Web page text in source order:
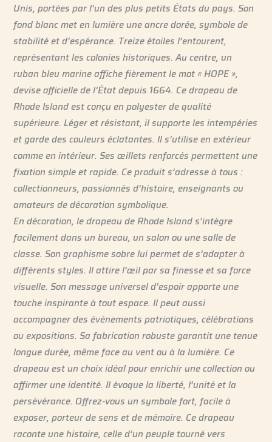
Unis, portées par l’un des plus petits États du pays. Son
fond blanc met en lumière une ancre dorée, symbole de
stabilité et d’espérance. Treize étoiles l’entourent,
représentant les colonies historiques. Au centre, un
ruban bleu marine affiche fièrement le mot « HOPE »,
devise officielle de l’État depuis 1664. Ce drapeau de
Rhode Island est conçu en polyester de qualité
supérieure. Léger et résistant, il supporte les intempéries
et garde des couleurs éclatantes. Il s’utilise en extérieur
comme en intérieur. Ses œillets renforcés permettent une
fixation simple et rapide. Ce produit s’adresse à tous :
collectionneurs, passionnés d’histoire, enseignants ou
amateurs de décoration symbolique.
En décoration, le drapeau de Rhode Island s’intègre
facilement dans un bureau, un salon ou une salle de
classe. Son graphisme sobre lui permet de s’adapter à
différents styles. Il attire l’œil par sa finesse et sa force
visuelle. Son message universel d’espoir apporte une
touche inspirante à tout espace. Il peut aussi
accompagner des événements patriotiques, célébrations
ou expositions. Sa fabrication robuste garantit une tenue
longue durée, même face au vent ou à la lumière. Ce
drapeau est un choix idéal pour enrichir une collection ou
affirmer une identité. Il évoque la liberté, l’unité et la
persévérance. Offrez-vous un symbole fort, facile à
exposer, porteur de sens et de mémoire. Ce drapeau
raconte une histoire, celle d’un peuple tourné vers